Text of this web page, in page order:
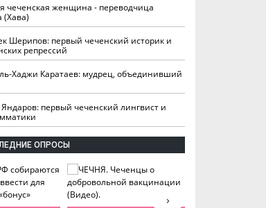
чеченская женщина - переводчица
(Хава)
Шерипов: первый чеченский историк и
репрессий
Хаджи Каратаев: мудрец, объединивший
первый чеченский лингвист и
ОПРОСЫ
›